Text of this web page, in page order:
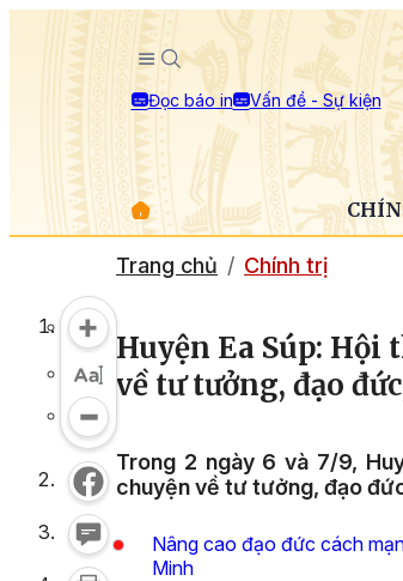
Đọc báo in Vấn đề - Sự kiện
Trang chủ Chính trị
Huyện Ea Súp:
về tư tưởng, đạo
Trong 2 ngày 6 và 7/9,
chuyện về tư tưởng, đạo
Nâng cao đạo đức cách
Minh